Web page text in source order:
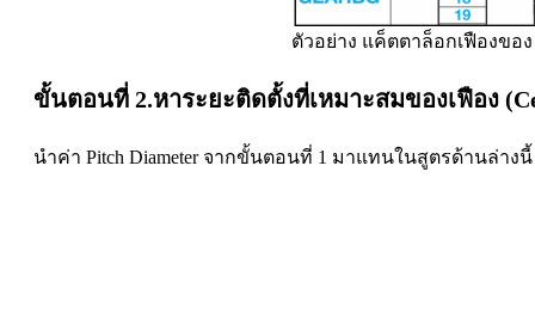
ตัวอย่าง แค็ตตาล็อกเฟืองขอ
ขั้นตอนที่ 2.หาระยะติดตั้งที่เหมาะสมของเฟือง
นำค่า Pitch Diameter จากขั้นตอนที่ 1 มาแทนในสูตรด้านล่างนี้